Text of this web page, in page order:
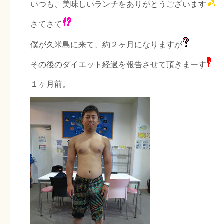
いつも、美味しいランチをありがとうございます
さてさて
僕が久米島に来て、約２ヶ月になりますが
その後のダイエット経過を報告させて頂きまーす
１ヶ月前。